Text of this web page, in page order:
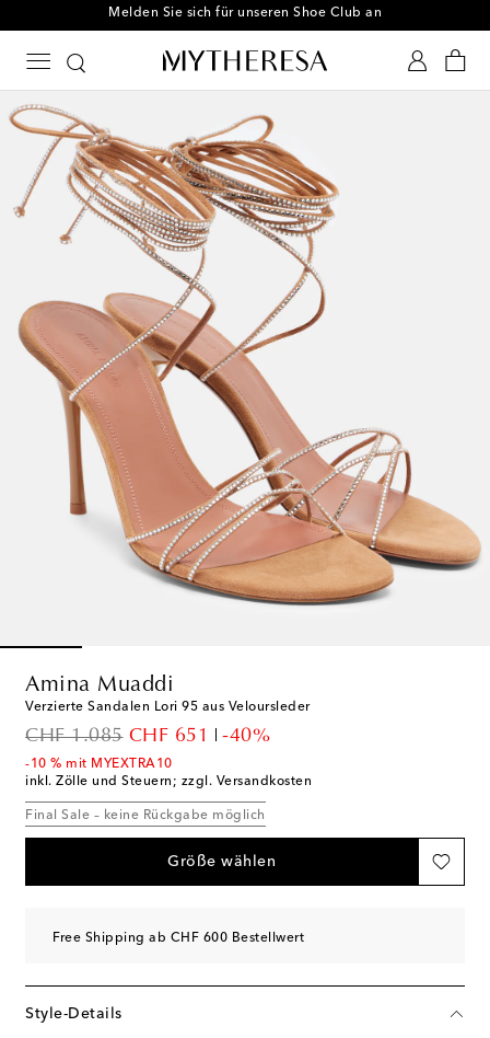
Melden Sie sich für unseren Shoe Club an
Amina Muaddi
Verzierte Sandalen Lori 95 aus Veloursleder
CHF 1.085
original priceCHF 651
discount price
-40%
-10 % mit MYEXTRA10
inkl. Zölle und Steuern; zzgl. Versandkosten
Final Sale – keine Rückgabe möglich
Größe wählen
Free Shipping ab CHF 600 Bestellwert
Style-Details